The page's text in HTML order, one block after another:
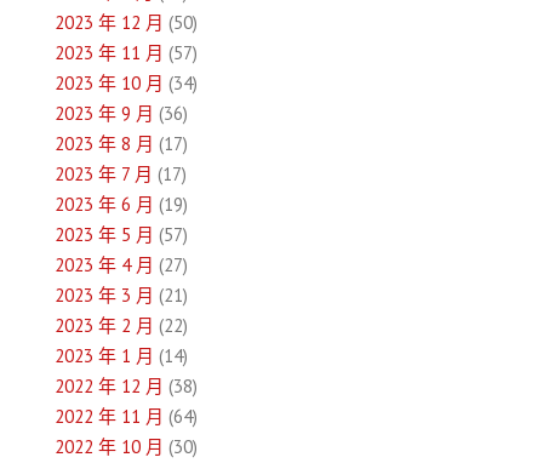
2023 年 12 月 (50)
2023 年 11 月 (57)
2023 年 10 月 (34)
2023 年 9 月 (36)
2023 年 8 月 (17)
2023 年 7 月 (17)
2023 年 6 月 (19)
2023 年 5 月 (57)
2023 年 4 月 (27)
2023 年 3 月 (21)
2023 年 2 月 (22)
2023 年 1 月 (14)
2022 年 12 月 (38)
2022 年 11 月 (64)
2022 年 10 月 (30)